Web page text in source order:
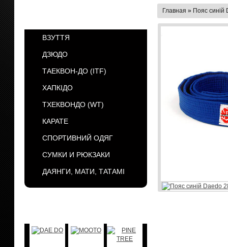
ВЗУТТЯ
ДЗЮДО
ТАЕКВОН-ДО (ІТF)
ХАПКІДО
ТХЕКВОНДО (WT)
КАРАТЕ
СПОРТИВНИЙ ОДЯГ
СУМКИ И РЮКЗАКИ
ДАЯНГИ, МАТИ, ТАТАМІ
Главная » Пояс синій